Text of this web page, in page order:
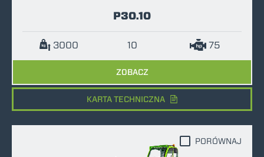
P30.10
3000 10 75
ZOBACZ
KARTA TECHNICZNA
PORÓWNAJ